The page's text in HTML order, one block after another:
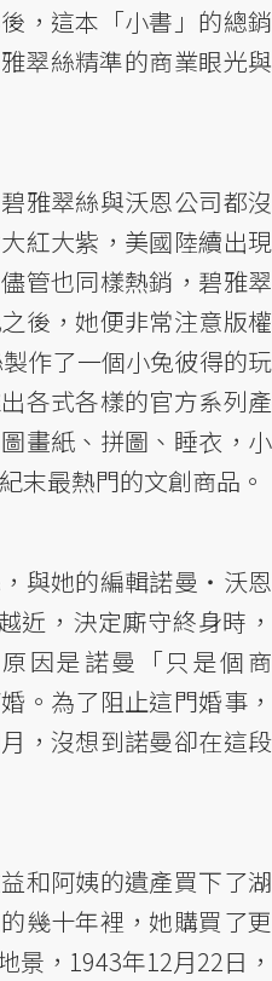
，這本「小書」的總銷
翠絲精準的商業眼光與
雅翠絲與沃恩公司都沒
紅大紫，美國陸續出現
管也同樣熱銷，碧雅翠
後，她便非常注意版權
作了一個小兔彼得的玩
各式各樣的官方系列產
畫紙、拼圖、睡衣，小
末最熱門的文創商品。
與她的編輯諾曼・沃恩
近，決定廝守終身時，
因是諾曼「只是個商
。為了阻止這門婚事，
，沒想到諾曼卻在這段
和阿姨的遺產買下了湖
幾十年裡，她購買了更
景，1943年12月22日，